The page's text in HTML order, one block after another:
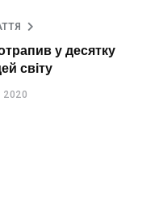
у десятку
світу